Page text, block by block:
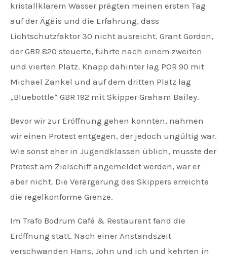
kristallklarem Wasser prägten meinen ersten Tag
auf der Ägäis und die Erfahrung, dass
Lichtschutzfaktor 30 nicht ausreicht. Grant Gordon,
der GBR 820 steuerte, führte nach einem zweiten
und vierten Platz. Knapp dahinter lag POR 90 mit
Michael Zankel und auf dem dritten Platz lag
„Bluebottle“ GBR 192 mit Skipper Graham Bailey.
Bevor wir zur Eröffnung gehen konnten, nahmen
wir einen Protest entgegen, der jedoch ungültig war.
Wie sonst eher in Jugendklassen üblich, musste der
Protest am Zielschiff angemeldet werden, war er
aber nicht. Die Verärgerung des Skippers erreichte
die regelkonforme Grenze.
Im Trafo Bodrum Café & Restaurant fand die
Eröffnung statt. Nach einer Anstandszeit
verschwanden Hans, John und ich und kehrten in